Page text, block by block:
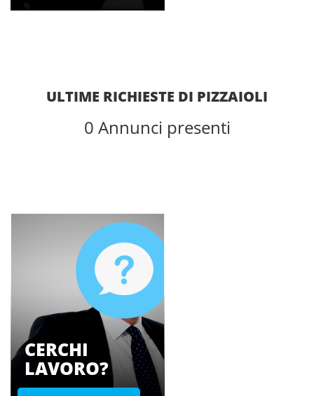
ULTIME RICHIESTE DI PIZZAIOLI
0 Annunci presenti
CERCHI
LAVORO?